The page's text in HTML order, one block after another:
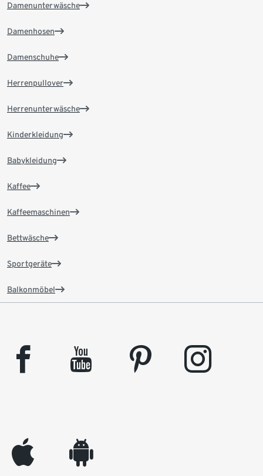
Damenunterwäsche
Damenhosen
Damenschuhe
Herrenpullover
Herrenunterwäsche
Kinderkleidung
Babykleidung
Kaffee
Kaffeemaschinen
Bettwäsche
Sportgeräte
Balkonmöbel
facebook youtube pinterest instagram
appleinc android